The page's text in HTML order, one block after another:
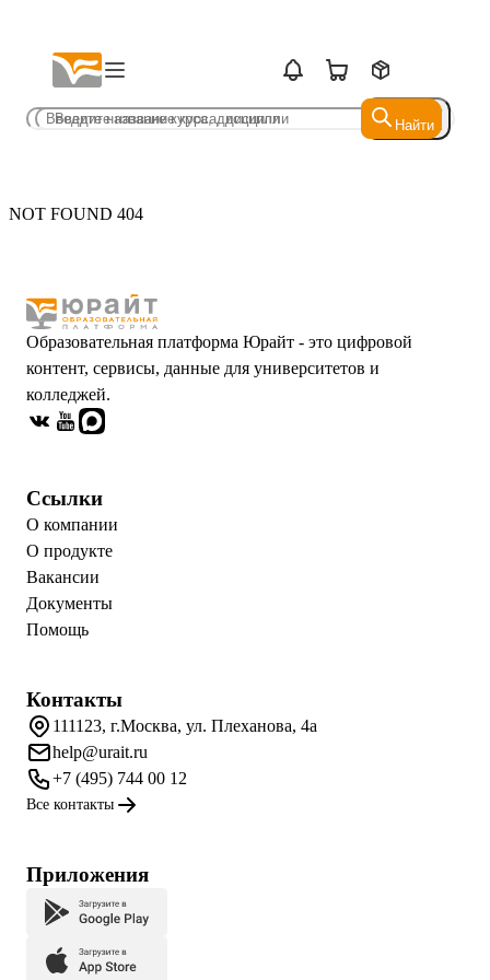
Найти
Найти
NOT FOUND 404
Образовательная платформа Юрайт - это цифровой
контент, сервисы, данные для университетов и
колледжей.
Ссылки
О компании
О продукте
Вакансии
Документы
Помощь
Контакты
111123, г.Москва, ул. Плеханова, 4а
help@urait.ru
+7 (495) 744 00 12
Все контакты
Приложения